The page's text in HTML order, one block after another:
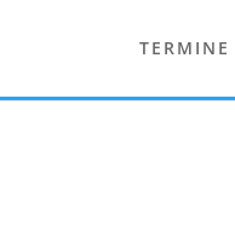
TERMINE